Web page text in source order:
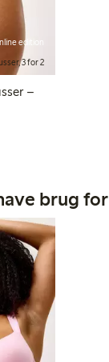
edition
3 for 2
brug for